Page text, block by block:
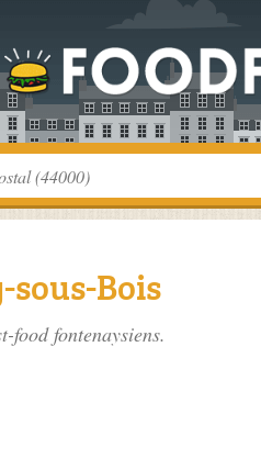
sous-Bois
food fontenaysiens.